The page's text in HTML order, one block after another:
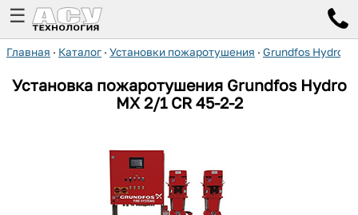
☰
Главная · Каталог · Установки пожаротушения · Grundfos Hydro
Установка пожаротушения Grundfos Hydro
MX 2/1 CR 45-2-2